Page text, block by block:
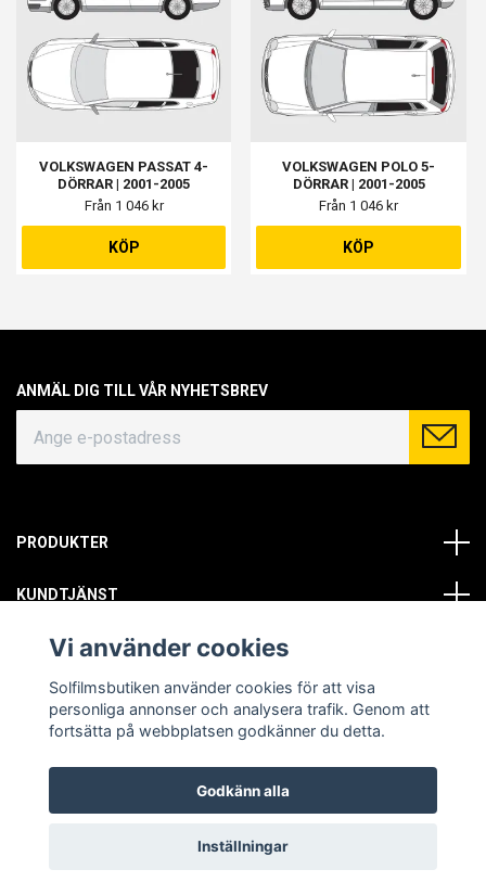
VOLKSWAGEN PASSAT 4-
DÖRRAR | 2001-2005
Från 1 046 kr
KÖP
VOLKSWAGEN POLO 5-
DÖRRAR | 2001-2005
Från 1 046 kr
KÖP
ANMÄL DIG TILL VÅR NYHETSBREV
PRODUKTER
KUNDTJÄNST
OM OSS
SOCIALA MEDIER
© Copyright 2026 Solfilmsbutiken. All rights reserved.
Vi använder cookies
Solfilmsbutiken använder cookies för att visa
personliga annonser och analysera trafik. Genom att
fortsätta på webbplatsen godkänner du detta.
Godkänn alla
Inställningar